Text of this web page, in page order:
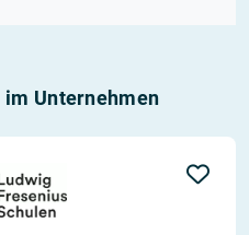
im Unternehmen